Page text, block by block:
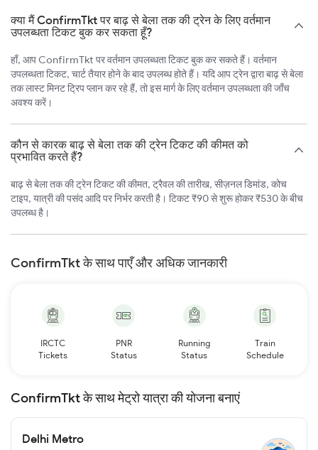
क्या मैं ConfirmTkt पर बाढ़ से बेला तक की ट्रेन के लिए वर्तमान
उपलब्धता टिकट बुक कर सकता हूँ?
हाँ, आप ConfirmTkt पर वर्तमान उपलब्धता टिकट बुक कर सकते हैं। वर्तमान
उपलब्धता टिकट, चार्ट तैयार होने के बाद उपलब्ध होते हैं। यदि आप ट्रेन द्वारा बाढ़ से बेला
तक लास्ट मिनट ट्रिप प्लान कर रहे हैं, तो इस मार्ग के लिए वर्तमान उपलब्धता की जाँच
अवश्य करें।
कौन से कारक बाढ़ से बेला तक की ट्रेन टिकट की कीमत को
प्रभावित करते हैं?
बाढ़ से बेला तक की ट्रेन टिकट की कीमत, ट्रैवल की तारीख, सीज़नल डिमांड, कोच
टाइप, यात्री की पसंद आदि पर निर्भर करती है। टिकट ₹90 से शुरू होकर ₹530 के बीच
उपलब्ध है।
ConfirmTkt के साथ पाएँ और अधिक जानकारी
IRCTC
Tickets
PNR
Status
Running
Status
Train
Schedule
ConfirmTkt के साथ मेट्रो यात्रा की योजना बनाएं
Delhi Metro